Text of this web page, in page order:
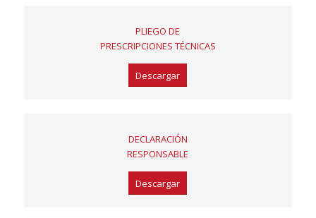
PLIEGO DE
PRESCRIPCIONES TÉCNICAS
Descargar
DECLARACIÓN
RESPONSABLE
Descargar